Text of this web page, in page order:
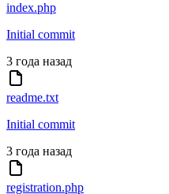
index.php
Initial commit
3 года назад
readme.txt
Initial commit
3 года назад
registration.php